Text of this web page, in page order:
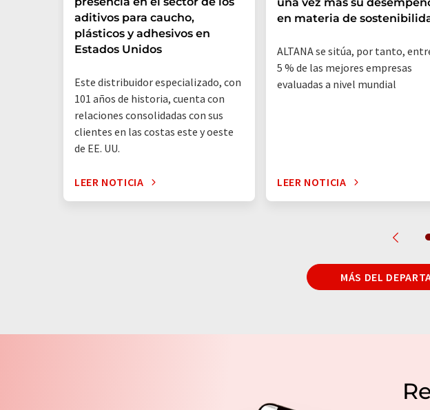
aditivos para caucho,
plásticos y adhesivos en
Estados Unidos
Este distribuidor especializado, con
101 años de historia, cuenta con
relaciones consolidadas con sus
clientes en las costas este y oeste
de EE. UU.
LEER NOTICIA
en materia de
ALTANA se sitúa, por tanto,
5 % de las mejores empresas
evaluadas a nivel mundial
LEER NOTICIA
MÁS DEL